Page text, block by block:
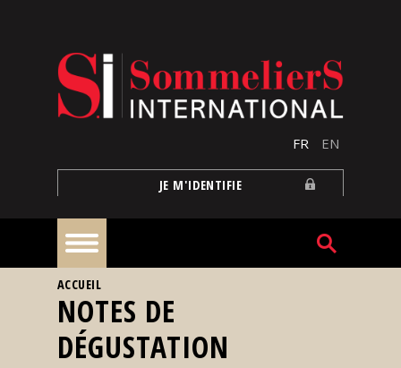
FR EN
JE M'IDENTIFIE
À
la
une
VOUS ÊTES ICI
ACCUEIL
NOTES DE
DÉGUSTATION